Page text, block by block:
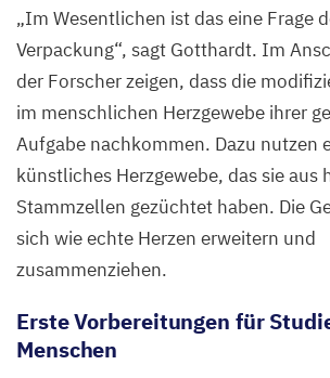
„Im Wesentlichen ist das eine Frage
Verpackung“, sagt Gotthardt. Im
der Forscher zeigen, dass die
im menschlichen Herzgewebe ihrer
Aufgabe nachkommen. Dazu nutzen
künstliches Herzgewebe, das sie aus
Stammzellen gezüchtet haben. Die
sich wie echte Herzen erweitern und
zusammenziehen.
Erste Vorbereitungen für
Menschen